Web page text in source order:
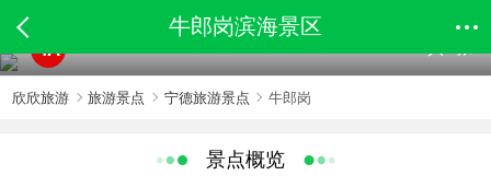
牛郎岗滨海景区
4A
欣欣旅游 旅游景点 宁德旅游景点 牛郎岗
景点概览